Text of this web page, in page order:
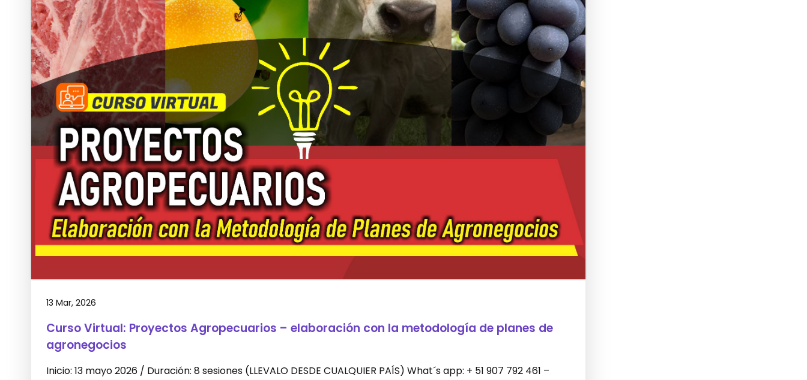
13 Mar, 2026
Curso Virtual: Proyectos Agropecuarios – elaboración con la metodología de planes de
agronegocios
Inicio: 13 mayo 2026 / Duración: 8 sesiones (LLEVALO DESDE CUALQUIER PAÍS) What´s app: + 51 907 792 461 –